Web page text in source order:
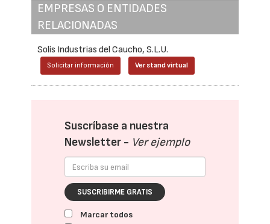
EMPRESAS O ENTIDADES
RELACIONADAS
Solís Industrias del Caucho, S.L.U.
Solicitar información Ver stand virtual
Suscríbase a nuestra
Newsletter - Ver ejemplo
SUSCRIBIRME GRATIS
Marcar todos